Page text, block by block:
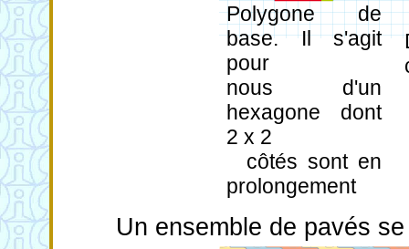
Polygone de
base. Il s'agit
pour
nous d'un
hexagone dont
2 x 2
côtés sont en
prolongement
Un ensemble de pavés